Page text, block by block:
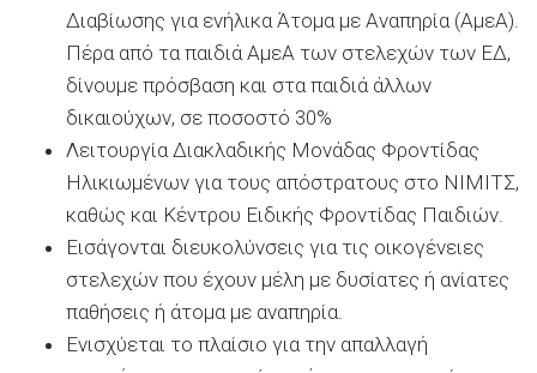
Διαβίωσης για ενήλικα Άτομα με Αναπηρία (ΑμεΑ).
Πέρα από τα παιδιά ΑμεΑ των στελεχών των ΕΔ,
δίνουμε πρόσβαση και στα παιδιά άλλων
δικαιούχων, σε ποσοστό 30%
Λειτουργία Διακλαδικής Μονάδας Φροντίδας
Ηλικιωμένων για τους απόστρατους στο ΝΙΜΙΤΣ,
καθώς και Κέντρου Ειδικής Φροντίδας Παιδιών.
Εισάγονται διευκολύνσεις για τις οικογένειες
στελεχών που έχουν μέλη με δυσίατες ή ανίατες
παθήσεις ή άτομα με αναπηρία.
Ενισχύεται το πλαίσιο για την απαλλαγή